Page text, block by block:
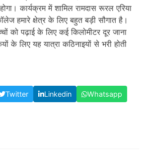
कार्यक्रम में शामिल रामदास रूरल एरिया
हमारे क्षेत्र के लिए बहुत बड़ी सौगात है।
को पढ़ाई के लिए कई किलोमीटर दूर जाना
के लिए यह यात्रा कठिनाइयों से भरी होती
Twitter Linkedin
Whatsapp